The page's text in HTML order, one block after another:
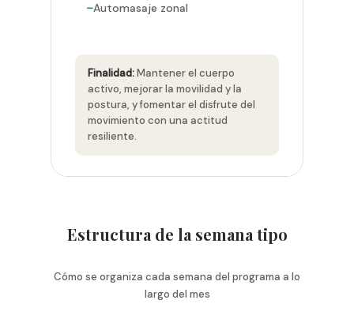
Automasaje zonal
Finalidad:Mantener el cuerpo
activo, mejorar la movilidad y la
postura, y fomentar el disfrute del
movimiento con una actitud
resiliente.
Estructura de la semana tipo
Cómo se organiza cada semana del programa a lo
largo del mes